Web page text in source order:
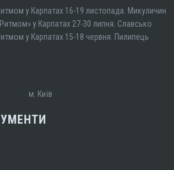
у Карпатах 16-19 листопада. Микуличин
у Карпатах 27-30 липня. Славсько
у Карпатах 15-18 червня. Пилипець
м. Київ